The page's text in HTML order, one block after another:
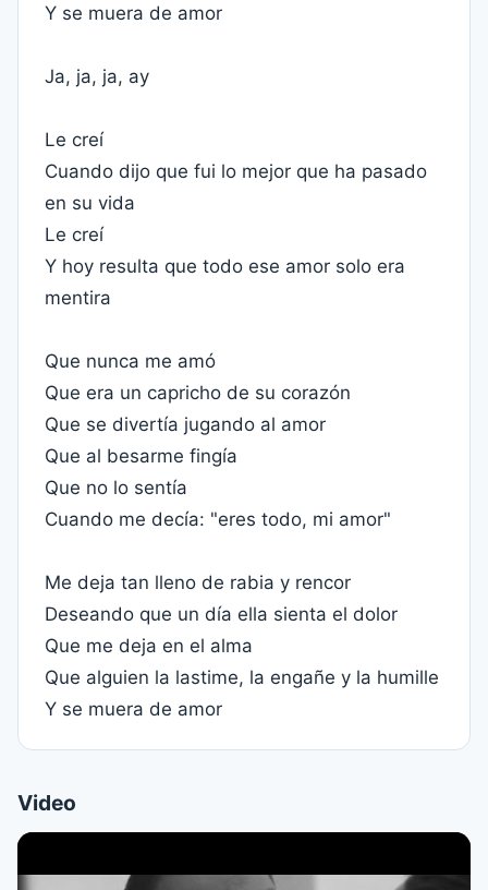
Y se muera de amor
Ja, ja, ja, ay
Le creí
Cuando dijo que fui lo mejor que ha pasado
en su vida
Le creí
Y hoy resulta que todo ese amor solo era
mentira
Que nunca me amó
Que era un capricho de su corazón
Que se divertía jugando al amor
Que al besarme fingía
Que no lo sentía
Cuando me decía: "eres todo, mi amor"
Me deja tan lleno de rabia y rencor
Deseando que un día ella sienta el dolor
Que me deja en el alma
Que alguien la lastime, la engañe y la humille
Y se muera de amor
Video